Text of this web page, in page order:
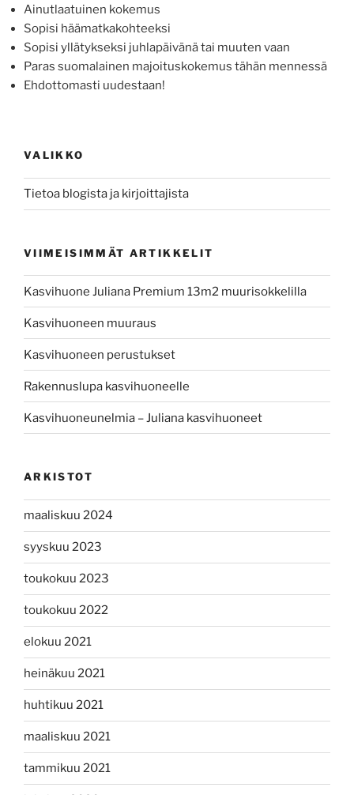
Ainutlaatuinen kokemus
Sopisi häämatkakohteeksi
Sopisi yllätykseksi juhlapäivänä tai muuten vaan
Paras suomalainen majoituskokemus tähän mennessä
Ehdottomasti uudestaan!
VALIKKO
Tietoa blogista ja kirjoittajista
VIIMEISIMMÄT ARTIKKELIT
Kasvihuone Juliana Premium 13m2 muurisokkelilla
Kasvihuoneen muuraus
Kasvihuoneen perustukset
Rakennuslupa kasvihuoneelle
Kasvihuoneunelmia – Juliana kasvihuoneet
ARKISTOT
maaliskuu 2024
syyskuu 2023
toukokuu 2023
toukokuu 2022
elokuu 2021
heinäkuu 2021
huhtikuu 2021
maaliskuu 2021
tammikuu 2021